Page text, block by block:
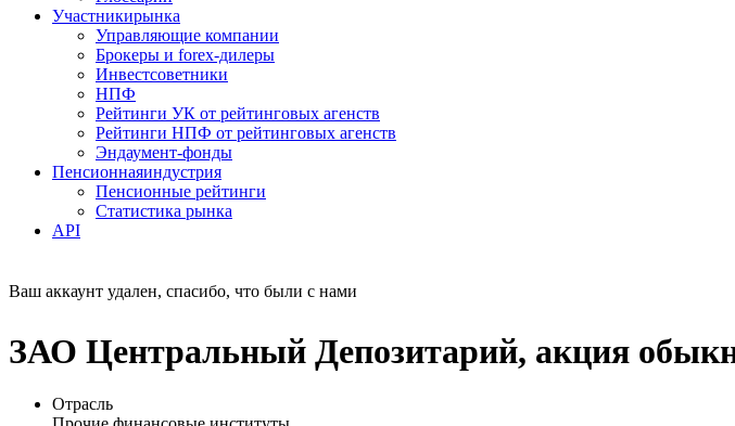
Участникирынка
Управляющие компании
Брокеры и forex-дилеры
Инвестсоветники
НПФ
Рейтинги УК от рейтинговых агенств
Рейтинги НПФ от рейтинговых агенств
Эндаумент-фонды
Пенсионнаяиндустрия
Пенсионные рейтинги
Статистика рынка
API
Ваш аккаунт удален, спасибо, что были с нами
ЗАО Центральный Депозитарий, акция
Отрасль